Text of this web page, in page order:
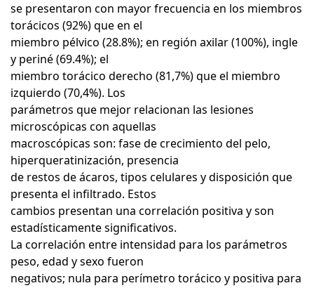
se presentaron con mayor frecuencia en los miembros
torácicos (92%) que en el
miembro pélvico (28.8%); en región axilar (100%), ingle
y periné (69.4%); el
miembro torácico derecho (81,7%) que el miembro
izquierdo (70,4%). Los
parámetros que mejor relacionan las lesiones
microscópicas con aquellas
macroscópicas son: fase de crecimiento del pelo,
hiperqueratinización, presencia
de restos de ácaros, tipos celulares y disposición que
presenta el infiltrado. Estos
cambios presentan una correlación positiva y son
estadísticamente significativos.
La correlación entre intensidad para los parámetros
peso, edad y sexo fueron
negativos; nula para perímetro torácico y positiva para